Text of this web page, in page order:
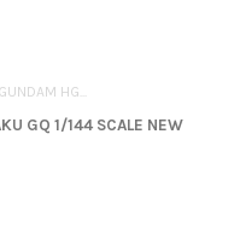
GQ 1/144 SCALE NEW